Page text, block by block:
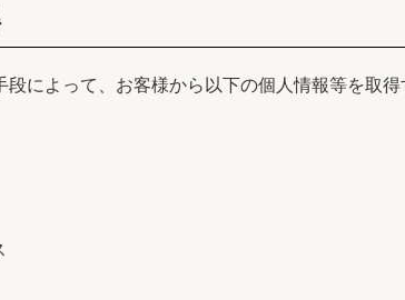
によって、お客様から以下の個人情報等を取得